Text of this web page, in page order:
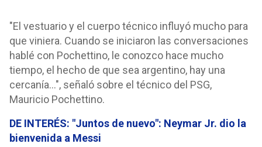
"El vestuario y el cuerpo técnico influyó mucho para
que viniera. Cuando se iniciaron las conversaciones
hablé con Pochettino, le conozco hace mucho
tiempo, el hecho de que sea argentino, hay una
cercanía...", señaló sobre el técnico del PSG,
Mauricio Pochettino.
DE INTERÉS: "Juntos de nuevo": Neymar Jr. dio la
bienvenida a Messi